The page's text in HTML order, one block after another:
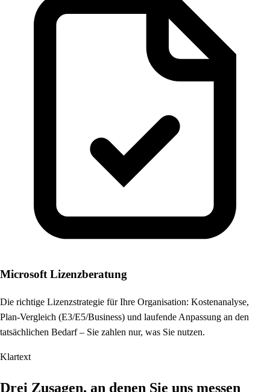
Microsoft Lizenzberatung
Die richtige Lizenzstrategie für Ihre Organisation: Kostenanalyse,
Plan-Vergleich (E3/E5/Business) und laufende Anpassung an den
tatsächlichen Bedarf – Sie zahlen nur, was Sie nutzen.
Klartext
Drei Zusagen, an denen Sie uns messen